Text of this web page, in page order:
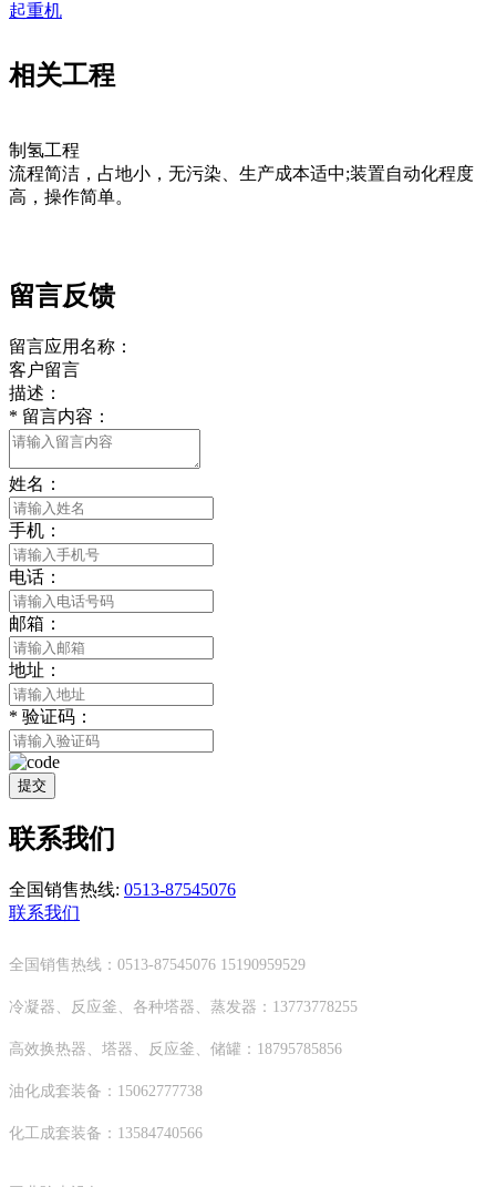
起重机
相关工程
制氢工程
流程简洁，占地小，无污染、生产成本适中;装置自动化程度
高，操作简单。
留言反馈
留言应用名称：
客户留言
描述：
* 留言内容：
姓名：
手机：
电话：
邮箱：
地址：
* 验证码：
提交
联系我们
全国销售热线: 0513-87545076
联系我们
全国销售热线：0513-87545076 15190959529
冷凝器、反应釜、各种塔器、蒸发器：13773778255
高效换热器、塔器、反应釜、储罐：18795785856
油化成套装备：15062777738
化工成套装备：13584740566